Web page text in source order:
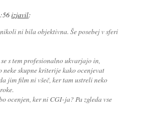
izjavil:
ni bila objektivna. Še posebej v sferi
s tem profesionalno ukvarjajo in,
skupne kriterije kako ocenjevat
jim film ni všeč, ker tam ustreli neko
ocenjen, ker ni CGI-ja? Pa zgleda vse